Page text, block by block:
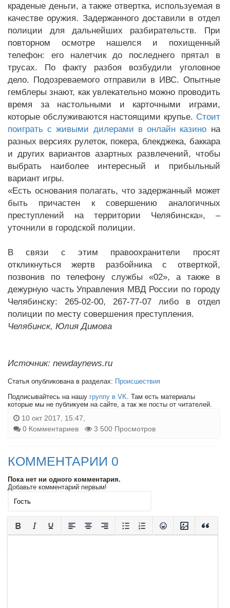
краденые деньги, а также отвертка, используемая в
качестве оружия. Задержанного доставили в отдел
полиции для дальнейших разбирательств. При
повторном осмотре нашелся и похищенный
телефон: его налетчик до последнего прятал в
трусах. По факту разбоя возбудили уголовное
дело. Подозреваемого отправили в ИВС. Опытные
гемблеры знают, как увлекательно можно проводить
время за настольными и карточными играми,
которые обслуживаются настоящими крупье. Стоит
поиграть с живыми дилерами в онлайн казино на
разных версиях рулеток, покера, блекджека, баккара
и других вариантов азартных развлечений, чтобы
выбрать наиболее интересный и прибыльный
вариант игры.
«Есть основания полагать, что задержанный может
быть причастен к совершению аналогичных
преступлений на территории Челябинска», –
уточнили в городской полиции.
В связи с этим правоохранители просят
откликнуться жертв разбойника с отверткой,
позвонив по телефону службы «02», а также в
дежурную часть Управления МВД России по городу
Челябинску: 265-02-00, 267-77-07 либо в отдел
полиции по месту совершения преступления.
Челябинск, Юлия Димова
Источник: newdaynews.ru
Статья опубликована в разделах: Происшествия
Подписывайтесь на нашу группу в VK. Там есть материалы
которые мы не публикуем на сайте, а так же посты от читателей.
10 окт 2017, 15:47,
0 Комментариев
3 500 Просмотров
КОММЕНТАРИИ 0
Пока нет ни одного комментария.
Добавьте комментарий первым!